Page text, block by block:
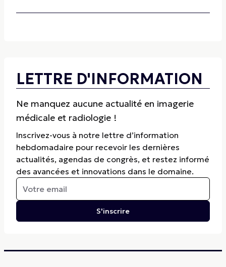
LETTRE D'INFORMATION
Ne manquez aucune actualité en imagerie
médicale et radiologie !
Inscrivez-vous à notre lettre d’information
hebdomadaire pour recevoir les dernières
actualités, agendas de congrès, et restez informé
des avancées et innovations dans le domaine.
S'inscrire